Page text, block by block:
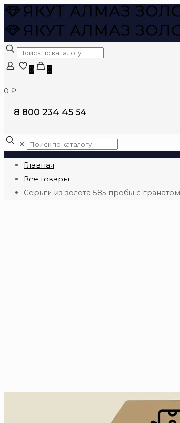
0 0
0 ₽
8 800 234 45 54
✕
Главная
Все товары
Серьги из золота 585 пробы с гранатом